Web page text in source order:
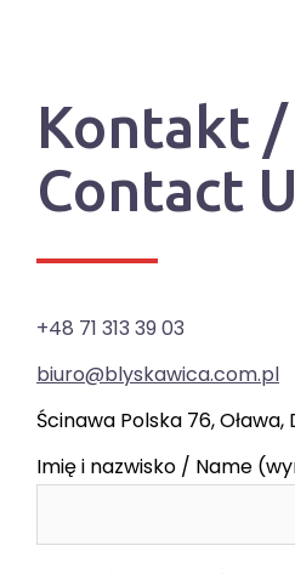
Kontakt /
Contact
+48 71 313 39 03
biuro@blyskawica.com.pl
Ścinawa Polska 76,
Imię i nazwisko / Name